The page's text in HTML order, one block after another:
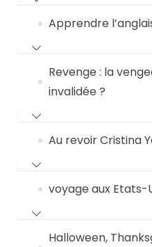
Apprendre
Revenge : la
invalidée ?
Au revoir Cristina
voyage aux Etats-
Halloween,